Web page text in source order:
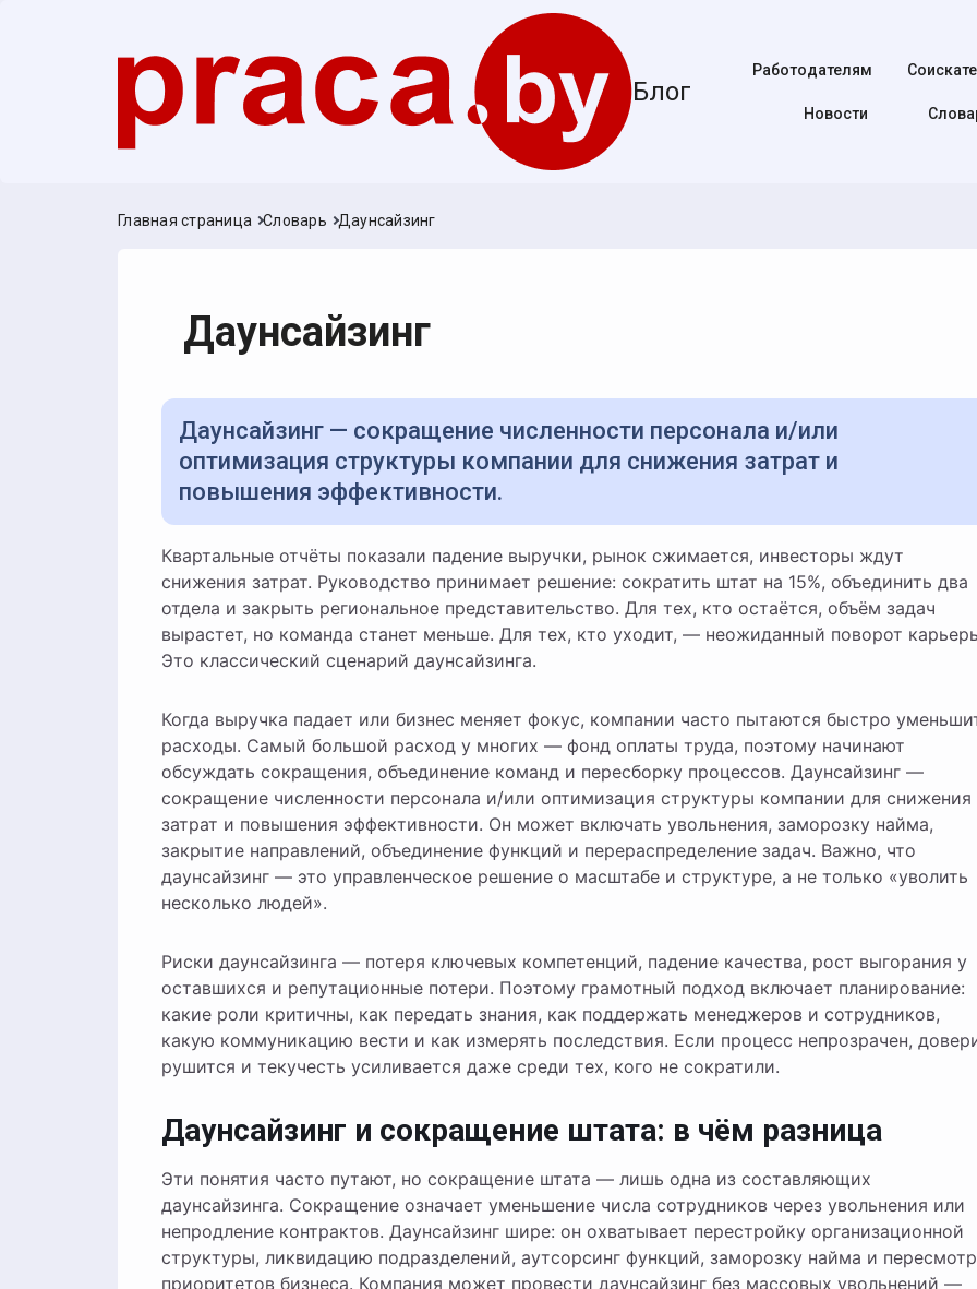
Блог
Работодателям
Новости
Главная страница Словарь Даунсайзинг
Даунсайзинг
Даунсайзинг — сокращение численности персонала и/или
оптимизация структуры компании для снижения затрат и
повышения эффективности.
Квартальные отчёты показали падение выручки, рынок сжимается, инвесторы ждут
снижения затрат. Руководство принимает решение: сократить штат на 15%, объединить два
отдела и закрыть региональное представительство. Для тех, кто остаётся, объём задач
вырастет, но команда станет меньше. Для тех, кто уходит, — неожиданный поворот
Это классический сценарий даунсайзинга.
Когда выручка падает или бизнес меняет фокус, компании часто пытаются быстро
расходы. Самый большой расход у многих — фонд оплаты труда, поэтому начинают
обсуждать сокращения, объединение команд и пересборку процессов. Даунсайзинг —
сокращение численности персонала и/или оптимизация структуры компании для снижения
затрат и повышения эффективности. Он может включать увольнения, заморозку найма,
закрытие направлений, объединение функций и перераспределение задач. Важно, что
даунсайзинг — это управленческое решение о масштабе и структуре, а не только «уволить
несколько людей».
Риски даунсайзинга — потеря ключевых компетенций, падение качества, рост выгорания у
оставшихся и репутационные потери. Поэтому грамотный подход включает планирование:
какие роли критичны, как передать знания, как поддержать менеджеров и сотрудников,
какую коммуникацию вести и как измерять последствия. Если процесс непрозрачен,
рушится и текучесть усиливается даже среди тех, кого не сократили.
Даунсайзинг и сокращение штата: в чём разница
Эти понятия часто путают, но сокращение штата — лишь одна из составляющих
даунсайзинга. Сокращение означает уменьшение числа сотрудников через увольнения или
непродление контрактов. Даунсайзинг шире: он охватывает перестройку организационной
структуры, ликвидацию подразделений, аутсорсинг функций, заморозку найма и пересмотр
приоритетов бизнеса. Компания может провести даунсайзинг без массовых увольнений —